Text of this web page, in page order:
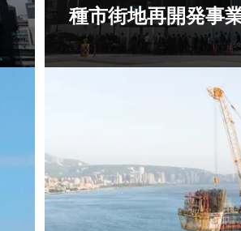
電話：
email（メール）：
種市街地再開発事